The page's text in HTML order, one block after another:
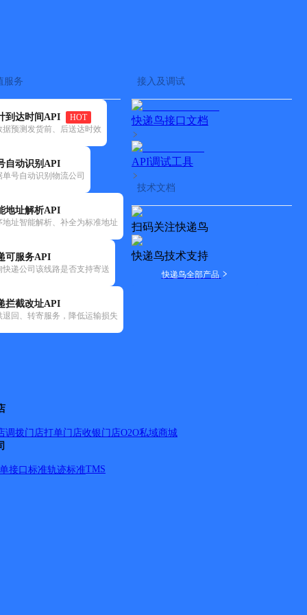
服务
到达时间API
HOT
据预测发货前、后送达时效
自动识别API
单号自动识别物流公司
地址解析API
地址智能解析、补全为标准地址
可服务API
快递公司该线路是否支持寄送
拦截改址API
退回、转寄服务，降低运输损失
接入及调试
快递鸟接口文档
API调试工具
技术文档
扫码关注快递鸟
快递鸟技术支持
快递鸟全部产品
调拨门店打单门店收银门店O2O私域商城
接口标准轨迹标准TMS
泉山路E幢； 泉山路F幢；西湖豪庭；山水西湖；鑫亿西湖
工程A； 普明捉改工程B； 普明捉改工程C；普明捉改工程
七星街；西湖街；书香雅苑；星湖路；盛贤路；西湖花园；
华公寓；北峰镇公寓；塔美路；聚鑫荣；西湖印象；拓改工
南木宿舍；山美水库宿舍；北清东路129号；清源街道办事